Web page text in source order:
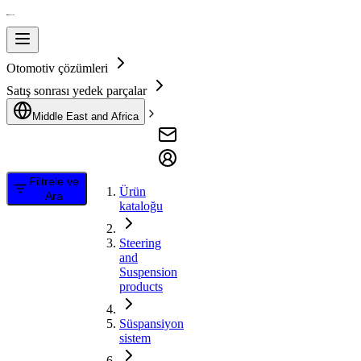
Otomotiv çözümleri
Satış sonrası yedek parçalar
Middle East and Africa
Filtrele ve
Ara
Ürün
kataloğu
Steering
and
Suspension
products
Süspansiyon
sistem